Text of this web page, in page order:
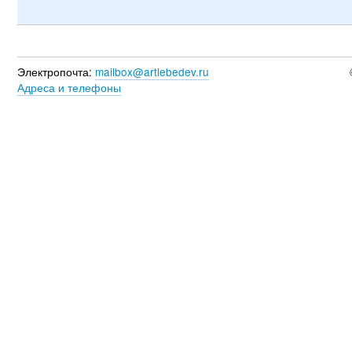
Электропочта: mailbox@artlebedev.ru
Адреса и телефоны